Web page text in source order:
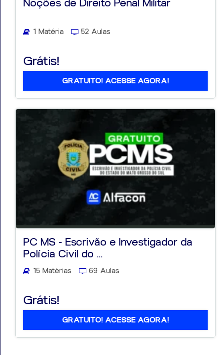
Noções de Direito Penal Militar
1 Matéria 52 Aulas
Grátis!
GRATUITO! ACESSE AGORA!
PC MS - Escrivão e Investigador da
Polícia Civil do ...
15 Matérias 69 Aulas
Grátis!
GRATUITO! ACESSE AGORA!